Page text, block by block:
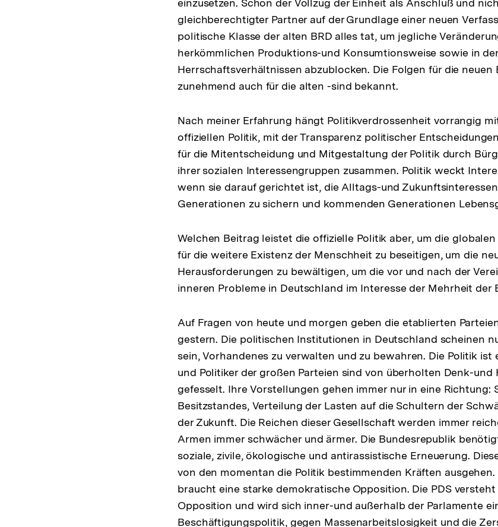
einzusetzen. Schon der Vollzug der Einheit als Anschluß und
gleichberechtigter Partner auf der Grundlage einer neuen
politische Klasse der alten BRD alles tat, um jegliche
herkömmlichen Produktions-und Konsumtionsweise sowie in
Herrschaftsverhältnissen abzublocken. Die Folgen für die neuen
zunehmend auch für die alten -sind bekannt.
Nach meiner Erfahrung hängt Politikverdrossenheit vorrangig
offiziellen Politik, mit der Transparenz politischer
für die Mitentscheidung und Mitgestaltung der Politik durch
ihrer sozialen Interessengruppen zusammen. Politik weckt
wenn sie darauf gerichtet ist, die Alltags-und
Generationen zu sichern und kommenden Generationen
Welchen Beitrag leistet die offizielle Politik aber, um die
für die weitere Existenz der Menschheit zu beseitigen, um die
Herausforderungen zu bewältigen, um die vor und nach der
inneren Probleme in Deutschland im Interesse der Mehrheit der
Auf Fragen von heute und morgen geben die etablierten
gestern. Die politischen Institutionen in Deutschland scheinen
sein, Vorhandenes zu verwalten und zu bewahren. Die Politik ist
und Politiker der großen Parteien sind von überholten Denk-und
gefesselt. Ihre Vorstellungen gehen immer nur in eine Richtung:
Besitzstandes, Verteilung der Lasten auf die Schultern der
der Zukunft. Die Reichen dieser Gesellschaft werden immer
Armen immer schwächer und ärmer. Die Bundesrepublik
soziale, zivile, ökologische und antirassistische Erneuerung.
von den momentan die Politik bestimmenden Kräften
braucht eine starke demokratische Opposition. Die PDS versteht
Opposition und wird sich inner-und außerhalb der Parlamente
Beschäftigungspolitik, gegen Massenarbeitslosigkeit und die